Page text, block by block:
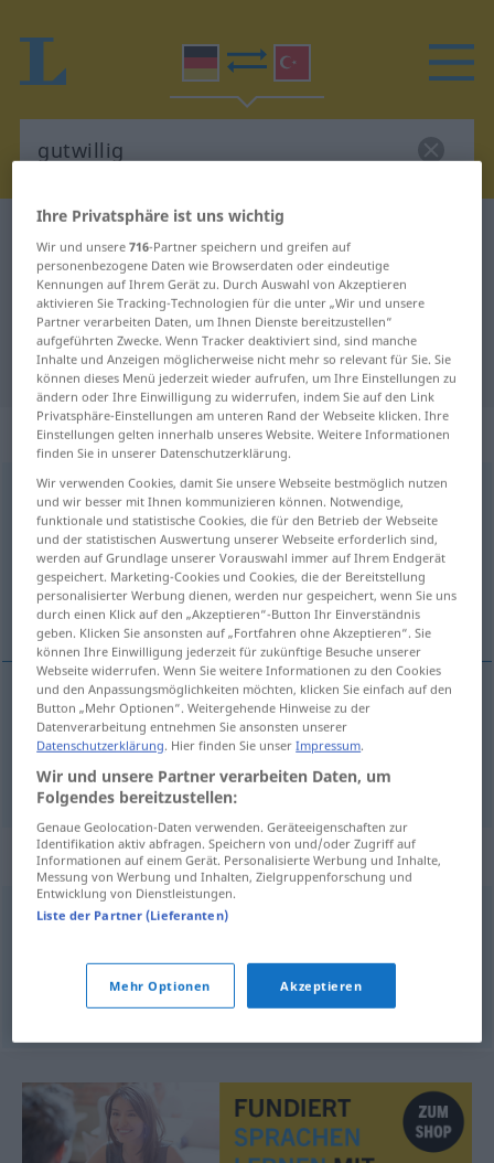
Deutsch-Türkisch Übersetzung für
"gutwillig"
"gutwillig" Türkisch Übersetzung
„gutwillig“: Adjektiv, adjektivisch
gutwilligadj
Übersicht aller Übersetzungen
(Für mehr Details die Übersetzung anklicken/antippen)
iyi niyetli, gönüllü
niyetli gutwillig
gönüllü gutwillig
Synonyme für "gutwillig"
Ihre Privatsphäre ist uns wichtig
Wir und unsere716-Partner speichern und greifen auf
personenbezogene Daten wie Browserdaten oder eindeutige
Kennungen auf Ihrem Gerät zu. Durch Auswahl von Akzeptieren
aktivieren Sie Tracking-Technologien für die unter „Wir und unsere
Partner verarbeiten Daten, um Ihnen Dienste bereitzustellen“
aufgeführten Zwecke. Wenn Tracker deaktiviert sind, sind manche
Inhalte und Anzeigen möglicherweise nicht mehr so relevant für Sie. Sie
können dieses Menü jederzeit wieder aufrufen, um Ihre Einstellungen zu
ändern oder Ihre Einwilligung zu widerrufen, indem Sie auf den Link
Privatsphäre-Einstellungen am unteren Rand der Webseite klicken. Ihre
Einstellungen gelten innerhalb unseres Website. Weitere Informationen
finden Sie in unserer Datenschutzerklärung.
Wir verwenden Cookies, damit Sie unsere Webseite bestmöglich nutzen
und wir besser mit Ihnen kommunizieren können. Notwendige,
funktionale und statistische Cookies, die für den Betrieb der Webseite
und der statistischen Auswertung unserer Webseite erforderlich sind,
werden auf Grundlage unserer Vorauswahl immer auf Ihrem Endgerät
gespeichert. Marketing-Cookies und Cookies, die der Bereitstellung
personalisierter Werbung dienen, werden nur gespeichert, wenn Sie uns
durch einen Klick auf den „Akzeptieren“-Button Ihr Einverständnis
geben. Klicken Sie ansonsten auf „Fortfahren ohne Akzeptieren“. Sie
können Ihre Einwilligung jederzeit für zukünftige Besuche unserer
Webseite widerrufen. Wenn Sie weitere Informationen zu den Cookies
und den Anpassungsmöglichkeiten möchten, klicken Sie einfach auf den
Button „Mehr Optionen“. Weitergehende Hinweise zu der
Datenverarbeitung entnehmen Sie ansonsten unserer
Datenschutzerklärung. Hier finden Sie unserImpressum.
Wir und unsere Partner verarbeiten Daten, um
Folgendes bereitzustellen:
Genaue Geolocation-Daten verwenden. Geräteeigenschaften zur
Identifikation aktiv abfragen. Speichern von und/oder Zugriff auf
Informationen auf einem Gerät. Personalisierte Werbung und Inhalte,
Messung von Werbung und Inhalten, Zielgruppenforschung und
Entwicklung von Dienstleistungen.
Liste der Partner (Lieferanten)
Mehr Optionen Akzeptieren